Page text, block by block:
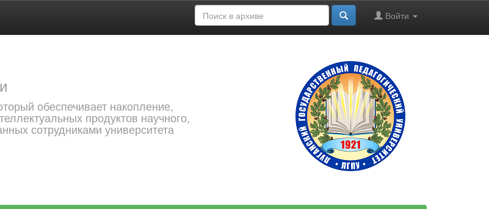
Войти
обеспечивает накопление,
продуктов научного,
сотрудниками университета